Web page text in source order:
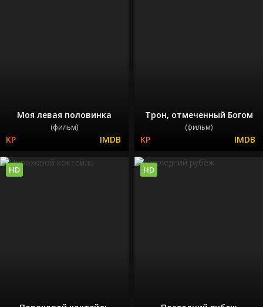
Моя левая половинка
(фильм)
Трон, отмеченный Богом
(фильм)
HD HD